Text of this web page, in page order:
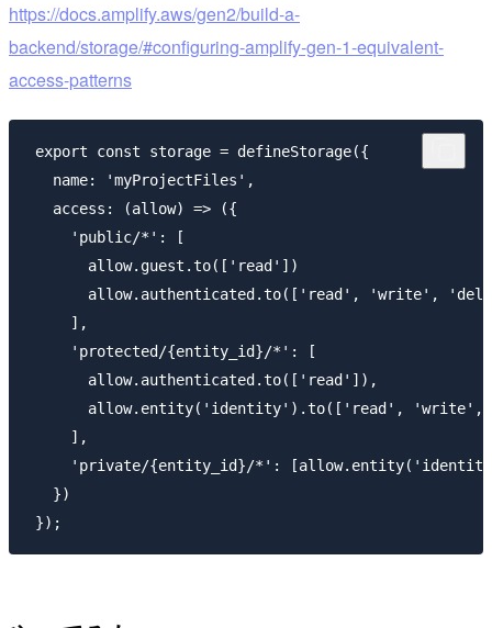
https://docs.amplify.aws/gen2/build-a-
backend/storage/#configuring-amplify-gen-1-equivalent-
access-patterns
export const storage = defineStorage({
   name: 'myProjectFiles',
   access: (allow) => ({
     'public/*': [
       allow.guest.to(['read'])
allow.authenticated.to(['read', 'write',
     ],
     'protected/{entity_id}/*': [
       allow.authenticated.to(['read']),
allow.entity('identity').to(['read', 'write',
     ],
'private/{entity_id}/*':
   })